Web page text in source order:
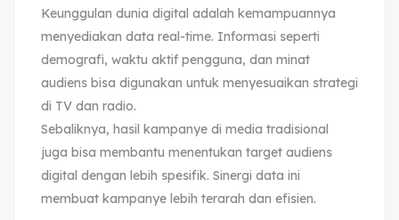
Keunggulan dunia digital adalah kemampuannya
menyediakan data real-time. Informasi seperti
demografi, waktu aktif pengguna, dan minat
audiens bisa digunakan untuk menyesuaikan strategi
di TV dan radio.
Sebaliknya, hasil kampanye di media tradisional
juga bisa membantu menentukan target audiens
digital dengan lebih spesifik. Sinergi data ini
membuat kampanye lebih terarah dan efisien.